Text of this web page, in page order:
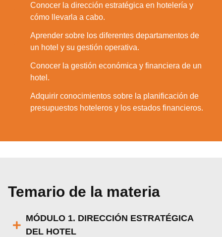
Conocer la dirección estratégica en hotelería y
cómo llevarla a cabo.
Aprender sobre los diferentes departamentos de
un hotel y su gestión operativa.
Conocer la gestión económica y financiera de un
hotel.
Adquirir conocimientos sobre la planificación de
presupuestos hoteleros y los estados financieros.
Temario de la materia
MÓDULO 1. DIRECCIÓN ESTRATÉGICA
DEL HOTEL